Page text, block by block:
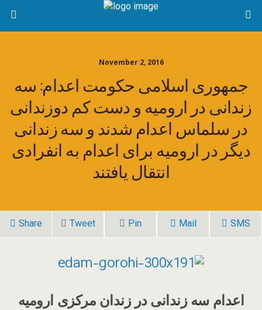
November 2, 2016
جمهوری اسلامی حکومت اعدام: سه
زندانی در ارومیه و دست کم دوزندانی
در سلماس اعدام شدند و سه زندانی
دیگر در ارومیه برای اعدام به انفرادی
انتقال یافتند
Share Tweet Pin Mail SMS
اعدام سه زندانی در زندان مرکزی ارومیه